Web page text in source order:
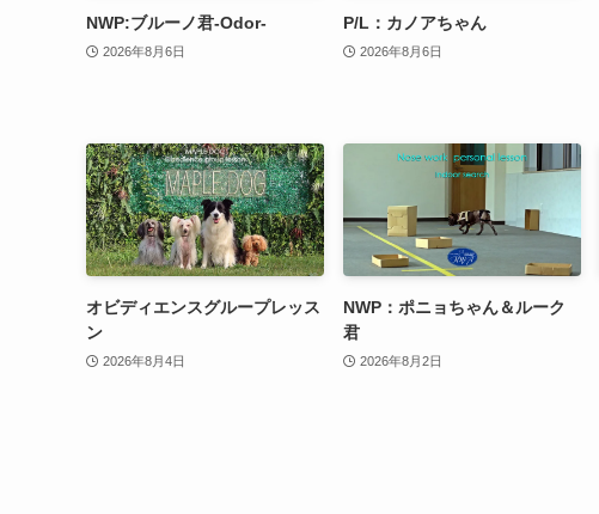
NWP:ブルーノ君-Odor-
2026年8月6日
P/L：カノアちゃん
2026年8月6日
オビディエンスグループレッス
ン
2026年8月4日
NWP：ポニョちゃん＆ルーク
君
2026年8月2日